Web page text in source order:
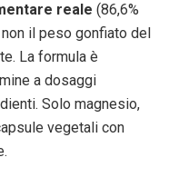
reale (86,6%
il peso gonfiato del
La formula è
a dosaggi
Solo magnesio,
vegetali con